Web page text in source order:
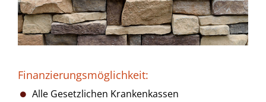
Finanzierungsmöglichkeit:
Alle Gesetzlichen Krankenkassen